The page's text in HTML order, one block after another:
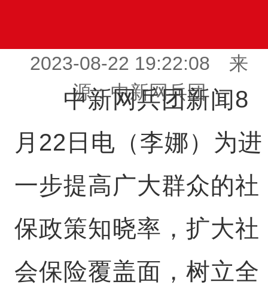
2023-08-22 19:22:08 来
源：中新网兵团
中新网兵团新闻8
月22日电（李娜）为进
一步提高广大群众的社
保政策知晓率，扩大社
会保险覆盖面，树立全